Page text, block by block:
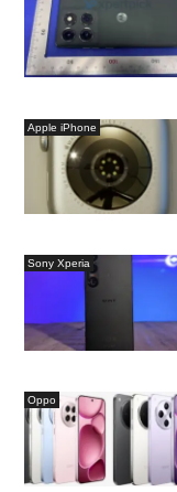
Apple iPhone
Sony Xperia
Oppo